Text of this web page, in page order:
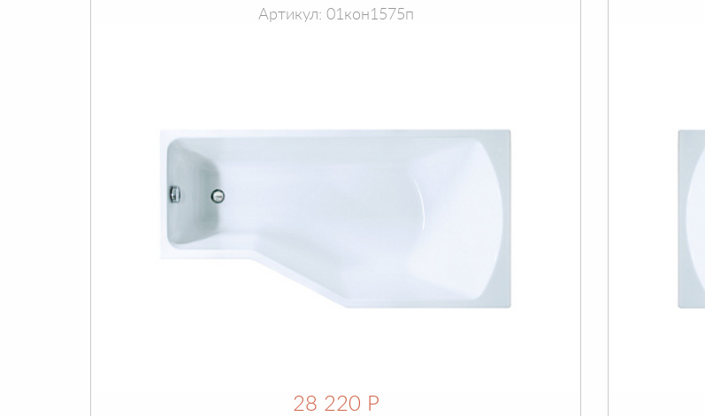
Артикул: 01кон1575п
28 220 Р